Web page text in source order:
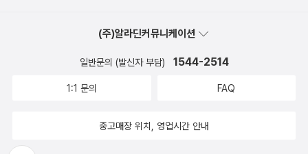
(주)알라딘커뮤니케이션
일반문의 (발신자 부담) 1544-2514
1:1 문의 FAQ
중고매장 위치, 영업시간 안내